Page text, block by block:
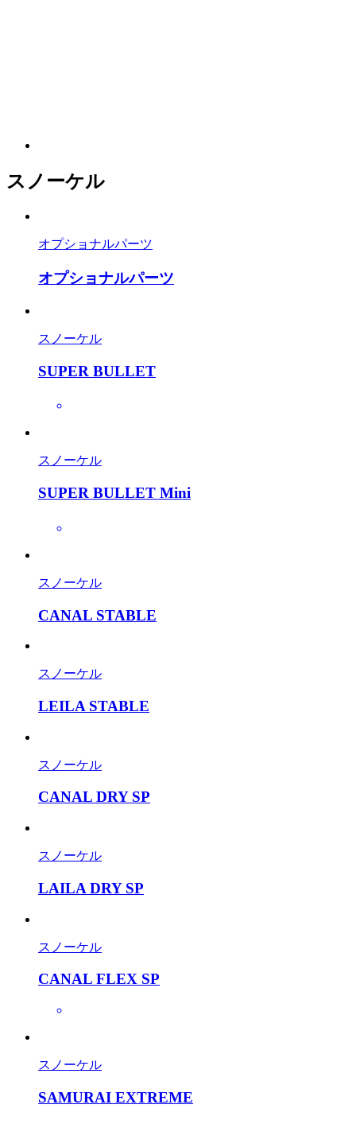
スノーケル
オプショナルパーツ
オプショナルパーツ
スノーケル
SUPER BULLET
スノーケル
SUPER BULLET Mini
スノーケル
CANAL STABLE
スノーケル
LEILA STABLE
スノーケル
CANAL DRY SP
スノーケル
LAILA DRY SP
スノーケル
CANAL FLEX SP
スノーケル
SAMURAI EXTREME